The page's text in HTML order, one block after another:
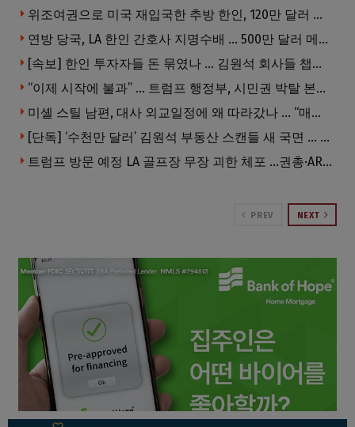
위조여권으로 미국 재입국한 추방 한인, 120만 달러 은행 사기 행각
연방 당국, LA 한인 간호사 지명수배 … 500만 달러 메디캐어 사기, 선고 직전 한국 도주
[속보] 한인 투자자들 돈 묶였나 … 김원석 회사들 챕터7 강제파산·자진파산 잇따라 신청
“이제 시작에 불과” … 트럼프 행정부, 시민권 박탈 본격화
미셸 스틸 남편, 대사 외교일정에 왜 따라갔나 … “매우 이례적”
[단독] ‘수천만 달러’ 김원석 부동산 스캔들 새 국면 … 한인 투자자들 소송 잇따라 ‘디폴트’ 절차
트럼프 방문 예정 LA 골프장 무장 괴한 체포 …권총·AR 소총 소지
PREV NEXT